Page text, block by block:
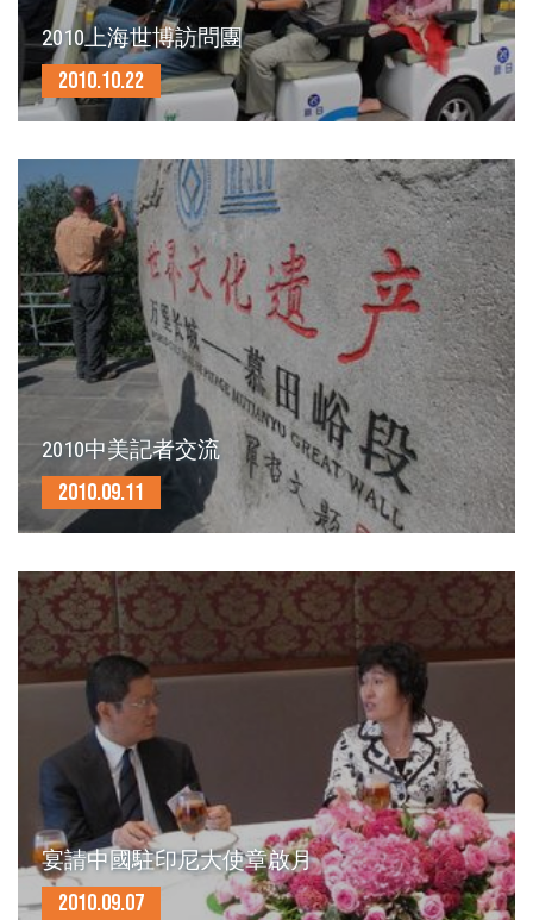
2010上海世博訪問團
2010.10.22
2010中美記者交流
2010.09.11
宴請中國駐印尼大使章啟月
2010.09.07